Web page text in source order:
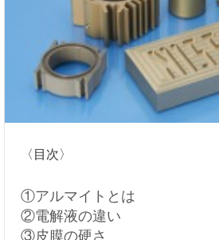
048-477-7331受付時間：
〈 目次〉
①アルマイトとは
②電解液の違い
③皮膜の硬さ